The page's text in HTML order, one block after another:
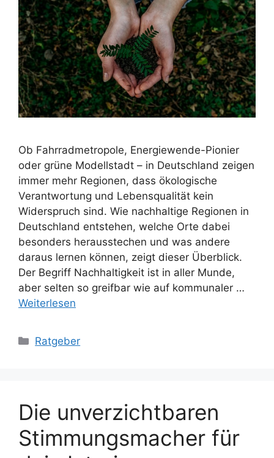
Ob Fahrradmetropole, Energiewende-Pionier
oder grüne Modellstadt – in Deutschland zeigen
immer mehr Regionen, dass ökologische
Verantwortung und Lebensqualität kein
Widerspruch sind. Wie nachhaltige Regionen in
Deutschland entstehen, welche Orte dabei
besonders herausstechen und was andere
daraus lernen können, zeigt dieser Überblick.
Der Begriff Nachhaltigkeit ist in aller Munde,
aber selten so greifbar wie auf kommunaler …
Weiterlesen
Kategorien
Ratgeber
Die unverzichtbaren
Stimmungsmacher für